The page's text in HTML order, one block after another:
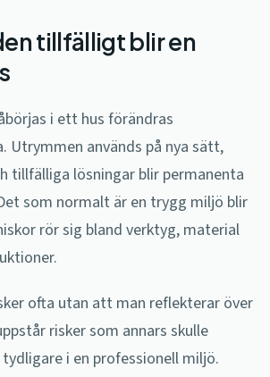
tillfälligt blir en
i ett hus förändras
Utrymmen används på nya sätt,
tillfälliga lösningar blir permanenta
som normalt är en trygg miljö blir
rör sig bland verktyg, material
ofta utan att man reflekterar över
risker som annars skulle
i en professionell miljö.